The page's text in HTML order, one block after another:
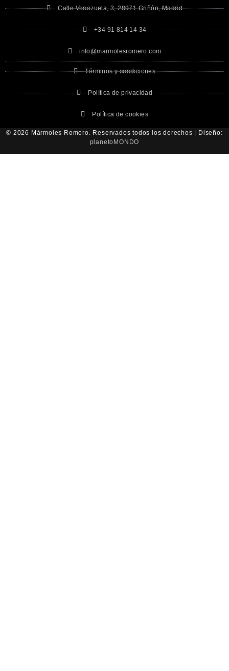
Calle Venezuela, 3, 28971 Griñón, Madrid
+34 91 814 14 34
info@marmolesromero.com
Términos y condiciones
Política de privacidad
Política de cookies
© 2026 Mármoles Romero. Reservados todos los derechos | Diseño:
planetoMONDO